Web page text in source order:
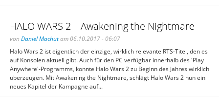
HALO WARS 2 – Awakening the Nightmare
von Daniel Machutam 06.10.2017 - 06:07
Halo Wars 2 ist eigentlich der einzige, wirklich relevante RTS-Titel, den es
auf Konsolen aktuell gibt. Auch für den PC verfügbar innerhalb des 'Play
Anywhere'-Programms, konnte Halo Wars 2 zu Beginn des Jahres wirklich
überzeugen. Mit Awakening the Nightmare, schlägt Halo Wars 2 nun ein
neues Kapitel der Kampagne auf...